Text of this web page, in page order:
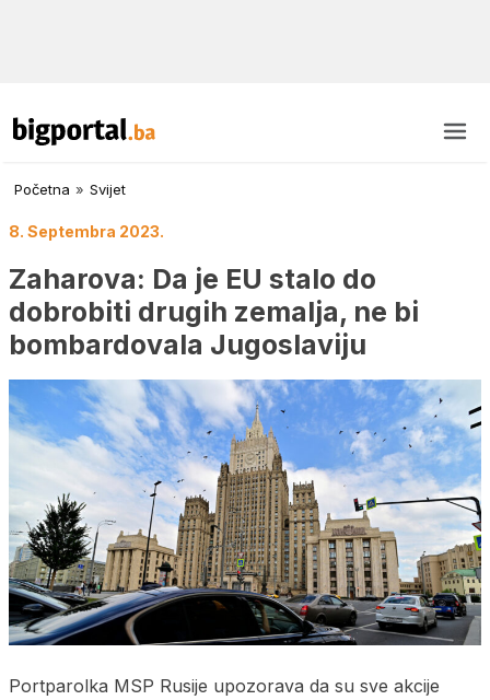
Početna » Svijet
8. Septembra 2023.
Zaharova: Da je EU stalo do
dobrobiti drugih zemalja, ne bi
bombardovala Jugoslaviju
Portparolka MSP Rusije upozorava da su sve akcije